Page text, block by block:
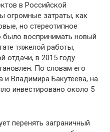
в Российской
огромные затраты, как
но стереотипное
было воспринимать новый
тяжелой работы,
отдачи, в 2015 году
По словам его
Владимира Бакутеева, на
инвестировано около 5
перенять заграничный